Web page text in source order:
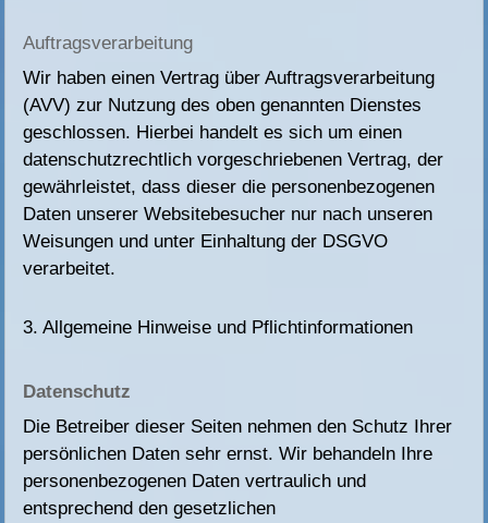
Auftragsverarbeitung
Wir haben einen Vertrag über Auftragsverarbeitung
(AVV) zur Nutzung des oben genannten Dienstes
geschlossen. Hierbei handelt es sich um einen
datenschutzrechtlich vorgeschriebenen Vertrag, der
gewährleistet, dass dieser die personenbezogenen
Daten unserer Websitebesucher nur nach unseren
Weisungen und unter Einhaltung der DSGVO
verarbeitet.
3. Allgemeine Hinweise und Pflicht­informationen
Datenschutz
Die Betreiber dieser Seiten nehmen den Schutz Ihrer
persönlichen Daten sehr ernst. Wir behandeln Ihre
personenbezogenen Daten vertraulich und
entsprechend den gesetzlichen